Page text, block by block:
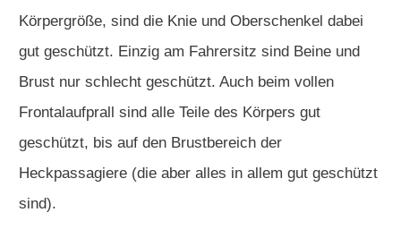
Körpergröße, sind die Knie und Oberschenkel dabei
gut geschützt. Einzig am Fahrersitz sind Beine und
Brust nur schlecht geschützt. Auch beim vollen
Frontalaufprall sind alle Teile des Körpers gut
geschützt, bis auf den Brustbereich der
Heckpassagiere (die aber alles in allem gut geschützt
sind).